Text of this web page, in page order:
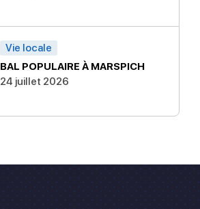
Vie locale
BAL POPULAIRE À MARSPICH
24 juillet 2026